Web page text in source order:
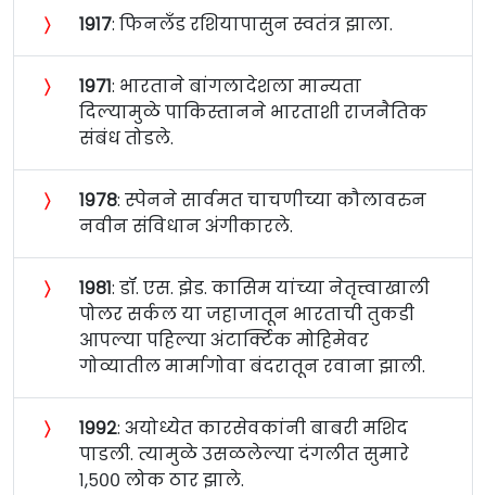
〉 १९१७: फिनलँड रशियापासुन स्वतंत्र झाला.
〉 १९७१: भारताने बांगलादेशला मान्यता
दिल्यामुळे पाकिस्तानने भारताशी राजनैतिक
संबंध तोडले.
〉 १९७८: स्पेनने सार्वमत चाचणीच्या कौलावरुन
नवीन संविधान अंगीकारले.
〉 १९८१: डॉ. एस. झेड. कासिम यांच्या नेतृत्त्वाखाली
पोलर सर्कल या जहाजातून भारताची तुकडी
आपल्या पहिल्या अंटार्क्टिक मोहिमेवर
गोव्यातील मार्मागोवा बंदरातून रवाना झाली.
〉 १९९२: अयोध्येत कारसेवकांनी बाबरी मशिद
पाडली. त्यामुळे उसळलेल्या दंगलीत सुमारे
१,५०० लोक ठार झाले.